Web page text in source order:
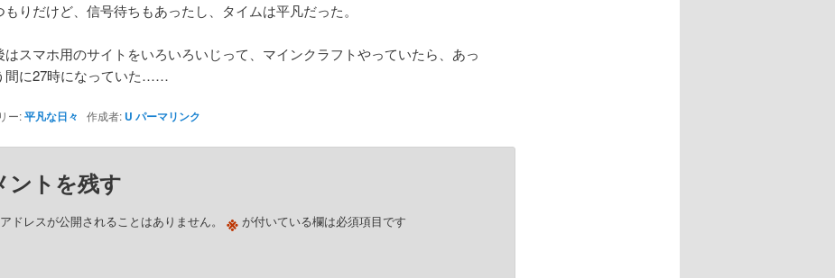
もりだけど、信号待ちもあったし、タイムは平凡だった。
はスマホ用のサイトをいろいろいじって、マインクラフトやっていたら、あっ
間に27時になっていた……
ー:平凡な日々 作成者: U パーマリンク
ントを残す
ドレスが公開されることはありません。 ※が付いている欄は必須項目です